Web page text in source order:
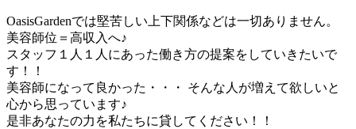
OasisGardenでは堅苦しい上下関係などは一切ありません。
美容師位＝高収入へ♪
スタッフ１人１人にあった働き方の提案をしていきたいで
す！！
美容師になって良かった・・・ そんな人が増えて欲しいと
心から思っています♪
是非あなたの力を私たちに貸してください！！